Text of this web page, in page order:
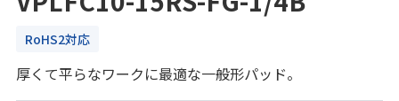
RoHS2対応
厚くて平らなワークに最適な一般形パッド。